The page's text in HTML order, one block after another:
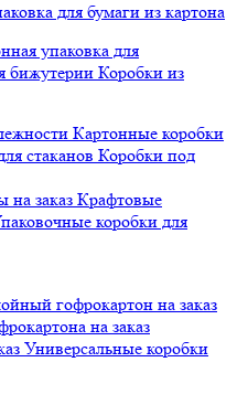
для бумаги из картона
упаковка для
бижутерии Коробки из
Картонные коробки
стаканов Коробки под
на заказ Крафтовые
коробки для
гофрокартон на заказ
на заказ
Универсальные коробки